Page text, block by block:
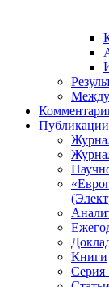
Публикации
Книги
Серия